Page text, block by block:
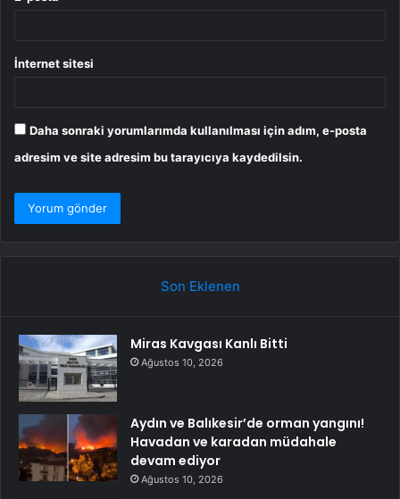
İnternet sitesi
Daha sonraki yorumlarımda kullanılması için adım, e-posta
adresim ve site adresim bu tarayıcıya kaydedilsin.
Son Eklenen
Miras Kavgası Kanlı Bitti
Ağustos 10, 2026
Aydın ve Balıkesir’de orman yangını!
Havadan ve karadan müdahale
devam ediyor
Ağustos 10, 2026